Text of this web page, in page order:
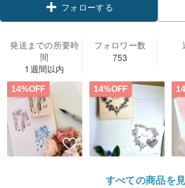
フォローする
発送までの所要時
間
1週間以内
フォロワー数
753
14%OFF 14%OFF
すべての商品を